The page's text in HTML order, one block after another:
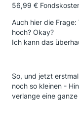
56,99 €
Auch hier die
hoch? Okay?
Ich kann das
So, und jetzt
noch so kleinen -
verlange eine ganze